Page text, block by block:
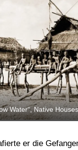
Water“, Native
er die